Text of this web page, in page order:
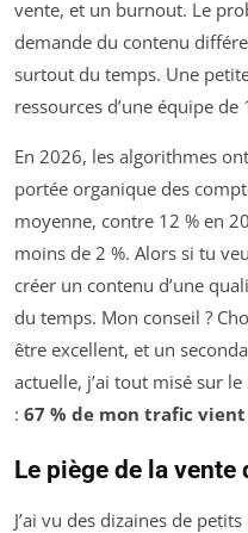
vente, et un burnout. Le
demande du contenu
surtout du temps. Une
ressources d’une équipe de
En 2026, les algorithmes
portée organique des
moyenne, contre 12 % en
moins de 2 %. Alors si tu
créer un contenu d’une
du temps. Mon conseil ?
être excellent, et un
actuelle, j’ai tout misé sur le
: 67 % de mon trafic vient
Le piège de la
J’ai vu des dizaines de petits